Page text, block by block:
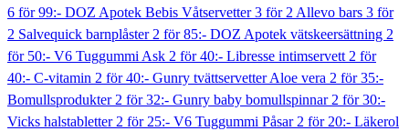
6 för 99:- DOZ Apotek Bebis Våtservetter3 för 2 Allevo bars 3 för
2 Salvequick barnplåster2 för 85:- DOZ Apotek vätskeersättning 2
för 50:- V6 Tuggummi Ask 2 för 40:- Libresse intimservett2 för
40:- C-vitamin 2 för 40:- Gunry tvättservetter Aloe vera 2 för 35:-
Bomullsprodukter2 för 32:- Gunry baby bomullspinnar2 för 30:-
Vicks halstabletter2 för 25:- V6 Tuggummi Påsar2 för 20:- Läkerol